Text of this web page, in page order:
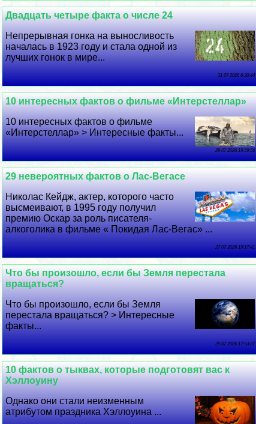
Двадцать четыре факта о числе 24
Непрерывная гонка на выносливость
началась в 1923 году и стала одной из
лучших гонок в мире...
31 07 2026 6:30:44
10 интересных фактов о фильме «Интерстеллар»
10 интересных фактов о фильме
«Интерстеллар» > Интересные факты...
29 07 2026 19:59:56
29 невероятных фактов о Лас-Вегасе
Николас Кейдж, актер, которого часто
высмеивают, в 1995 году получил
премию Оскар за роль писателя-
алкоголика в фильме « Покидая Лас-Вегас» ...
27 07 2026 19:17:41
Что бы произошло, если бы Земля перестала
вращаться?
Что бы произошло, если бы Земля
перестала вращаться? > Интересные
факты...
25 07 2026 17:53:37
10 фактов о тыквах, которые подготовят вас к
Хэллоуину
Однако они стали неизменным
атрибутом праздника Хэллоуина ...